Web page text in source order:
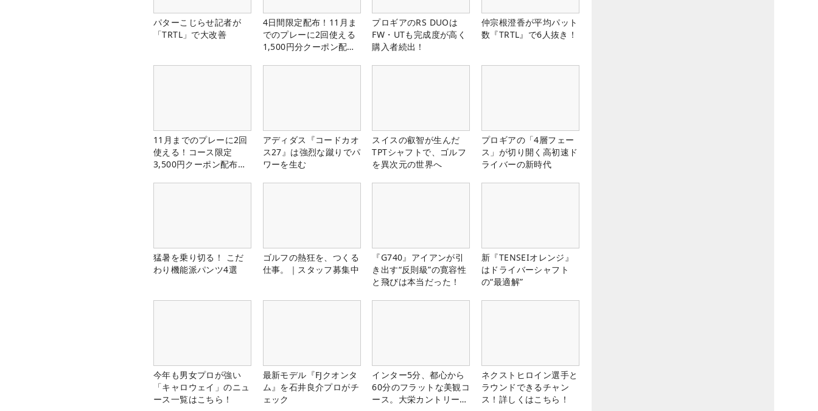
パターこじらせ記者が
「TRTL」で大改善
4日間限定配布！11月ま
でのプレーに2回使える
1,500円分クーポン配布
プロギアのRS DUOは
FW・UTも完成度が高く
購入者続出！
仲宗根澄香が平均パット
数『TRTL』で6人抜き！
11月までのプレーに2回
使える！コース限定
3,500円クーポン配布
アディダス『コードカオ
ス27』は強烈な蹴りでパ
ワーを生む
スイスの叡智が生んだ
TPTシャフトで、ゴルフ
を異次元の世界へ
プロギアの「4層フェー
ス」が切り開く高初速ド
ライバーの新時代
猛暑を乗り切る！ こだ
わり機能派パンツ4選
ゴルフの熱狂を、つくる
仕事。｜スタッフ募集中
『G740』アイアンが引
き出す“反則級”の寛容性
と飛びは本当だった！
新『TENSEIオレンジ』
はドライバーシャフト
の“最適解”
今年も男女プロが強い
「キャロウェイ」のニュ
ース一覧はこちら！
最新モデル『FJクオンタ
ム』を石井良介プロがチ
ェック
インター5分、都心から
60分のフラットな美観コ
ース。大栄カントリー俱
ネクストヒロイン選手と
ラウンドできるチャン
ス！詳しくはこちら！